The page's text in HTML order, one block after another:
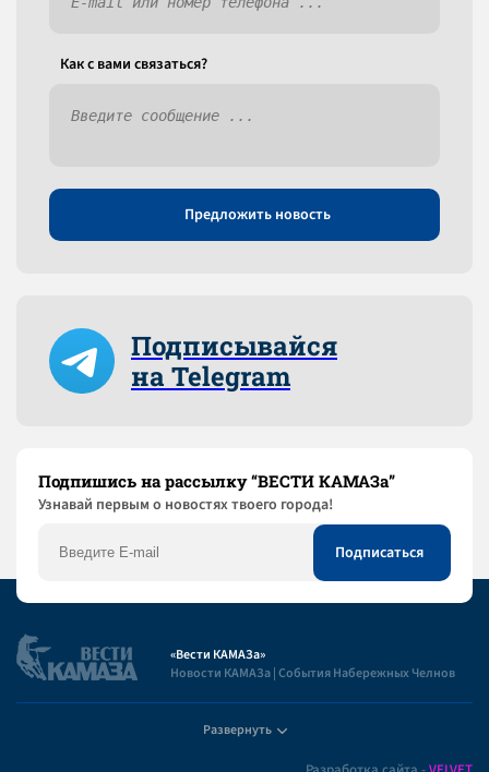
Как c вами связаться?
Предложить новость
Подписывайся
на Telegram
Подпишись на рассылку “ВЕСТИ КАМАЗа”
Узнaвай первым о новостях твоего города!
«Вести КАМАЗа»
Новости КАМАЗа | События Набережных Челнов
Развернуть